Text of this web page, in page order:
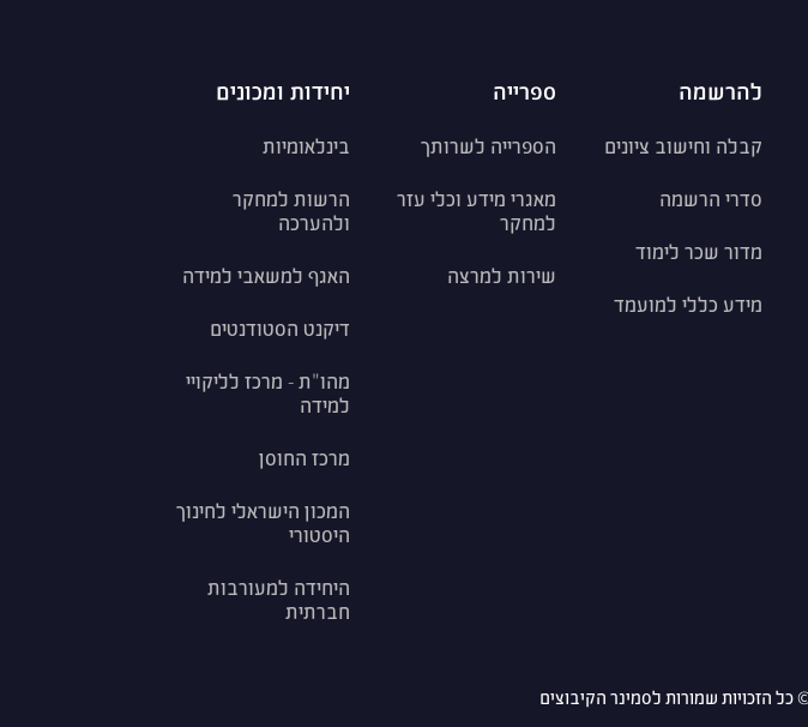
להרשמה
קבלה וחישוב ציונים
סדרי הרשמה
מדור שכר לימוד
מידע כללי למועמד
ספרייה
הספרייה לשרותך
מאגרי מידע וכלי עזר
למחקר
שירות למרצה
יחידות ומכונים
בינלאומיות
הרשות למחקר
ולהערכה
האגף למשאבי למידה
דיקנט הסטודנטים
מהו"ת - מרכז לליקויי
למידה
מרכז החוסן
המכון הישראלי לחינוך
היסטורי
היחידה למעורבות
חברתית